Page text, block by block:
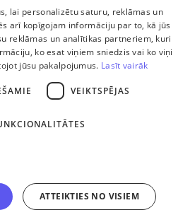
lai personalizētu saturu, reklāmas un
arī kopīgojam informāciju par to, kā jūs
reklāmas un analītikas partneriem, kuri
ko esat viņiem sniedzis vai ko viņi
jūsu pakalpojumus. Lasīt vairāk
VEIKTSPĒJAS
ATTEIKTIES NO VISIEM